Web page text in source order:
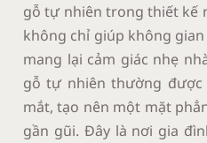
gỗ tự nhiên trong thiết kế
không chỉ giúp không
mang lại cảm giác nhẹ
gỗ tự nhiên thường
mắt, tạo nên một mặt
gần gũi. Đây là nơi gia